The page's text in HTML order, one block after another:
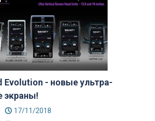
Evolution - новые ультра-
экраны!
17/11/2018